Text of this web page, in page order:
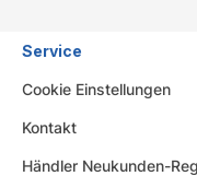
Service
Cookie Einstellungen
Kontakt
Händler Neukunden-